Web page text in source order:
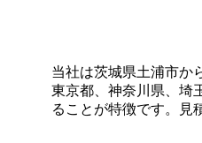
ローチにも最適です。DIY
も豊富にあり、土地の形状
提供いたします。
当社は茨城県土浦市か
東京都、神奈川県、埼
ることが特徴です。見